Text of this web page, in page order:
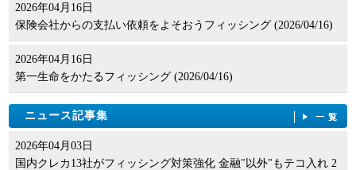
2026年04月16日
保険会社からの支払い依頼をよそおうフィッシング (2026/04/16)
2026年04月16日
第一生命をかたるフィッシング (2026/04/16)
ニュース記事集 一覧
2026年04月03日
国内クレカ13社がフィッシング対策強化 金融"以外"もテコ入れ 2